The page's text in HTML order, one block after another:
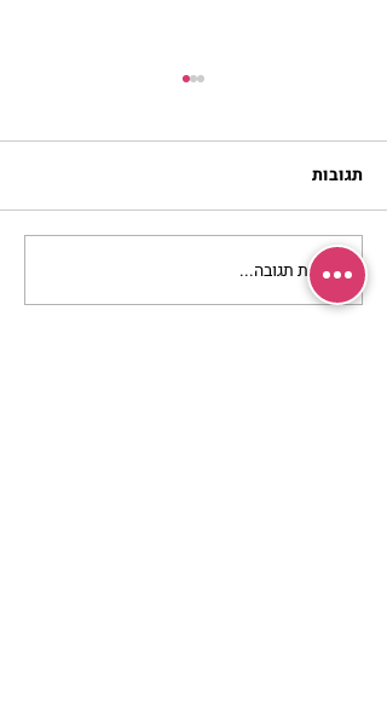
מתגעגעות לבית המפגש,
השיעור לתשעה באב | הר'
תגובות
כתיבת תגובה...